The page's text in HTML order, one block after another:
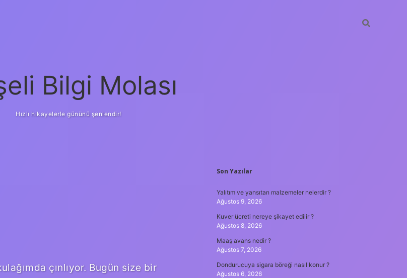
Bilgi Molası
Hızlı hikayelerle gününü şenlendir!
çınlıyor. Bugün size bir
SIDEBAR
Son Yazılar
Yalıtım ve yansıtan malzemeler nelerdir ?
Ağustos 9, 2026
Kuver ücreti nereye şikayet edilir ?
Ağustos 8, 2026
Maaş avans nedir ?
Ağustos 7, 2026
Dondurucuya sigara böreği nasıl konur ?
Ağustos 6, 2026